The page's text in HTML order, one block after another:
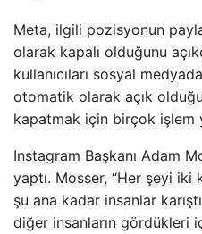
Meta, ilgili pozisyonun
olarak kapalı olduğunu
kullanıcıları sosyal
otomatik olarak açık
kapatmak için birçok işlem
Instagram Başkanı Adam
yaptı. Mosser, “Her şeyi
şu ana kadar insanlar
diğer insanların gördükleri